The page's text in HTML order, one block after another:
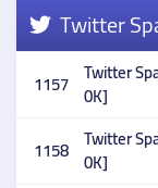
Twitter
1157 Twitter
0K]
1158 Twitter
0K]